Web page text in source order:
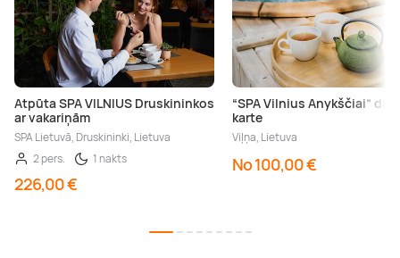
Atpūta SPA VILNIUS Druskininkos
ar vakariņām
SPA Lietuvā, Druskininki, Lietuva
2 pers.
1 nakts
226,00 €
“SPA Vilnius Anykščiai”
karte
Viļņa, Lietuva
No 100,00 €